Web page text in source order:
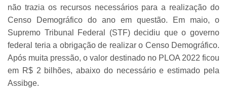
não trazia os recursos necessários para a realização do
Censo Demográfico do ano em questão. Em maio, o
Supremo Tribunal Federal (STF) decidiu que o governo
federal teria a obrigação de realizar o Censo Demográfico.
Após muita pressão, o valor destinado no PLOA 2022 ficou
em R$ 2 bilhões, abaixo do necessário e estimado pela
Assibge.